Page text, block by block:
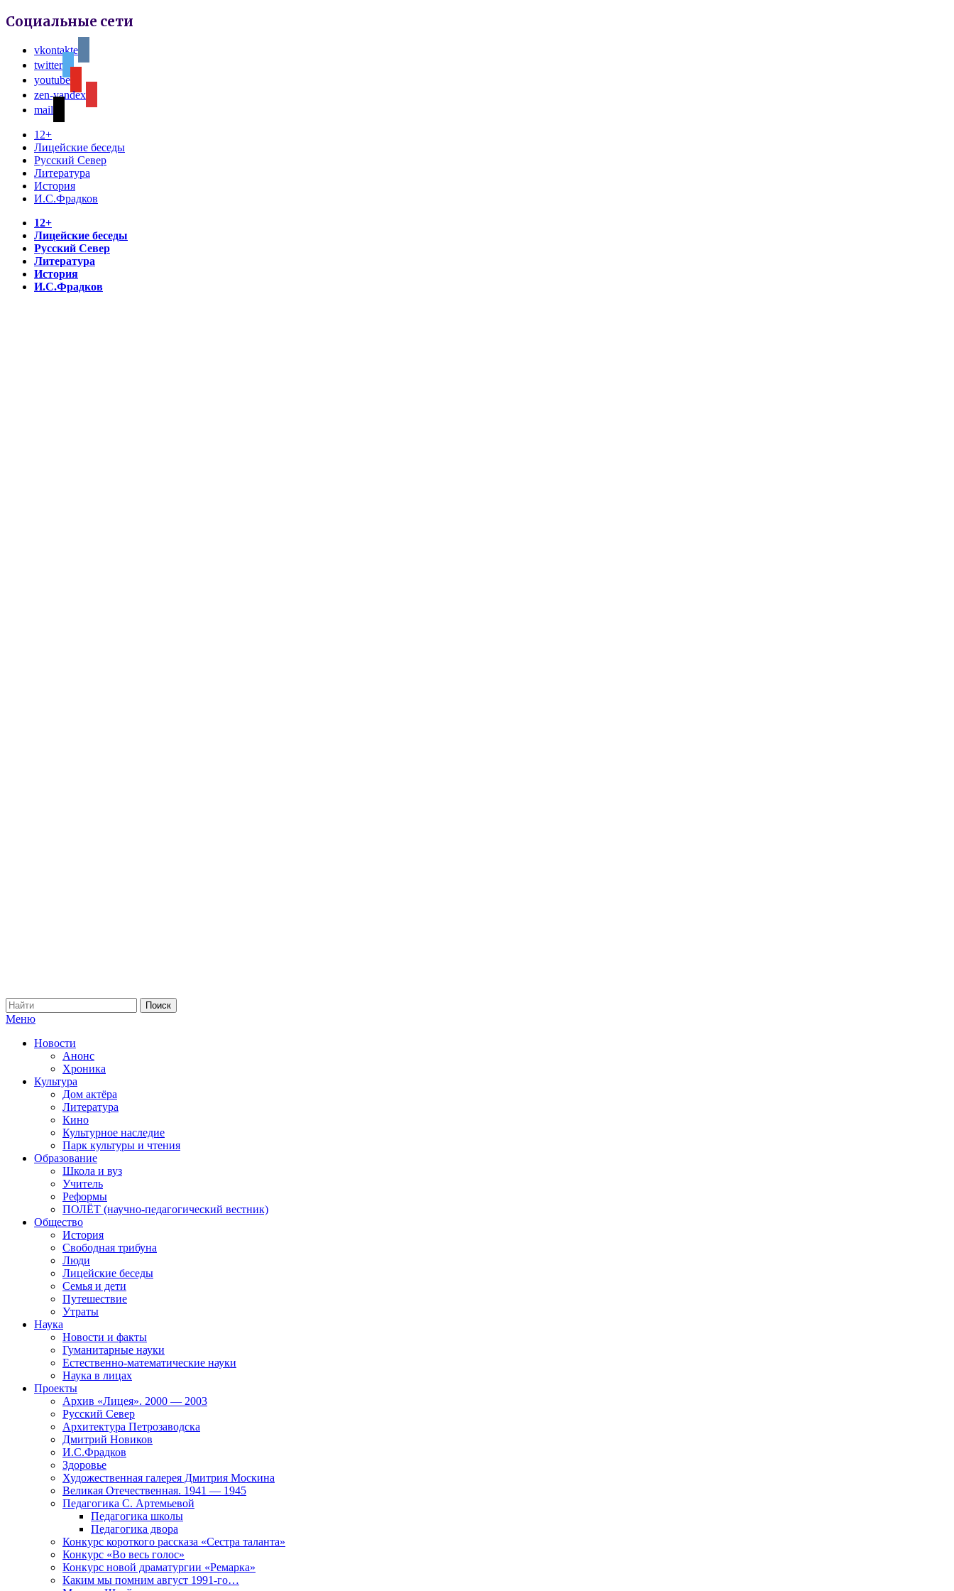
Социальные сети
vkontakte
twitter
youtube
zen-yandex
mail
12+
Лицейские беседы
Русский Север
Литература
История
И.С.Фрадков
12+
Лицейские беседы
Русский Север
Литература
История
И.С.Фрадков
Меню
Новости
Анонс
Хроника
Культура
Дом актёра
Литература
Кино
Культурное наследие
Парк культуры и чтения
Образование
Школа и вуз
Учитель
Реформы
ПОЛЁТ (научно-педагогический вестник)
Общество
История
Свободная трибуна
Люди
Лицейские беседы
Семья и дети
Путешествие
Утраты
Наука
Новости и факты
Гуманитарные науки
Естественно-математические науки
Наука в лицах
Проекты
Архив «Лицея». 2000 — 2003
Русский Север
Архитектура Петрозаводска
Дмитрий Новиков
И.С.Фрадков
Здоровье
Художественная галерея Дмитрия Москина
Великая Отечественная. 1941 — 1945
Педагогика С. Артемьевой
Педагогика школы
Педагогика двора
Конкурс короткого рассказа «Сестра таланта»
Конкурс «Во весь голос»
Конкурс новой драматургии «Ремарка»
Каким мы помним август 1991-го…